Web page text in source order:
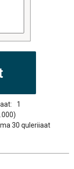
1
30 quleriiaat